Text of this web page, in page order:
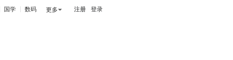
国学 数码 更多 注册 登录